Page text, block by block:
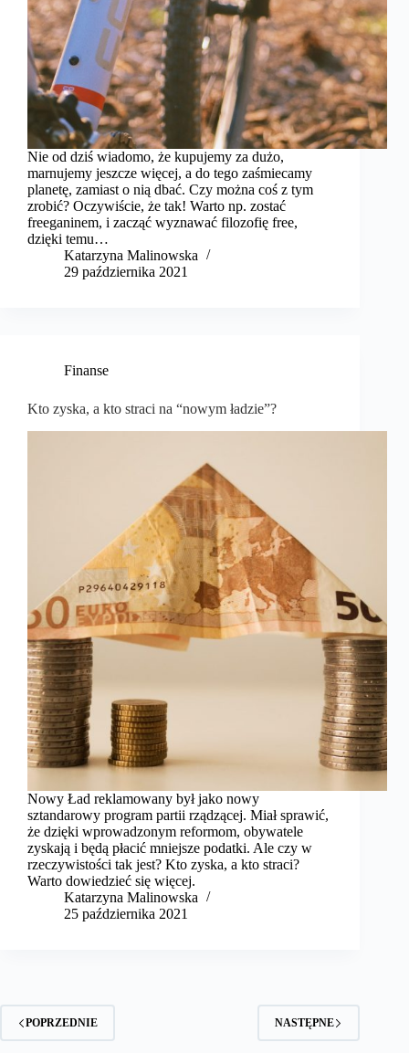
Nie od dziś wiadomo, że kupujemy za dużo,
marnujemy jeszcze więcej, a do tego zaśmiecamy
planetę, zamiast o nią dbać. Czy można coś z tym
zrobić? Oczywiście, że tak! Warto np. zostać
freeganinem, i zacząć wyznawać filozofię free,
dzięki temu…
Katarzyna Malinowska
29 października 2021
Finanse
Kto zyska, a kto straci na “nowym ładzie”?
Nowy Ład reklamowany był jako nowy
sztandarowy program partii rządzącej. Miał sprawić,
że dzięki wprowadzonym reformom, obywatele
zyskają i będą płacić mniejsze podatki. Ale czy w
rzeczywistości tak jest? Kto zyska, a kto straci?
Warto dowiedzieć się więcej.
Katarzyna Malinowska
25 października 2021
POPRZEDNIE NASTĘPNE